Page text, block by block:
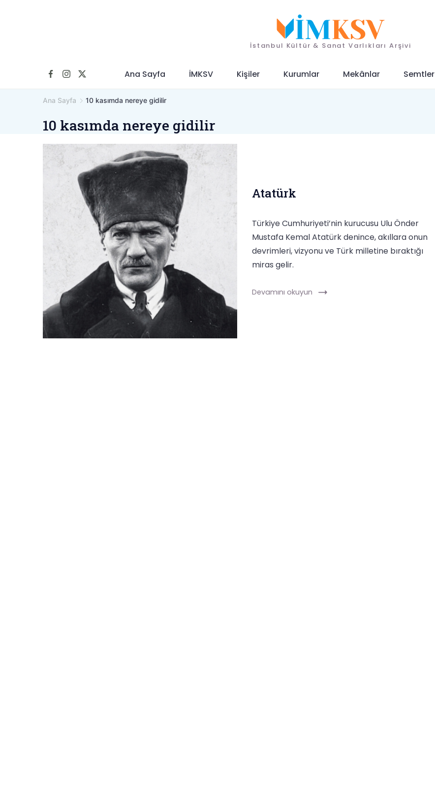
İstanbul Kültür & Sanat Varlıkları Arşivi
Ana Sayfa İMKSV Kişiler Kurumlar Mekânlar Semtler
Ana Sayfa 10 kasımda nereye gidilir
10 kasımda nereye gidilir
atatürk
Atatürk
Türkiye Cumhuriyeti’nin kurucusu Ulu Önder
Mustafa Kemal Atatürk denince, akıllara onun
devrimleri, vizyonu ve Türk milletine bıraktığı
miras gelir.
Devamını okuyun